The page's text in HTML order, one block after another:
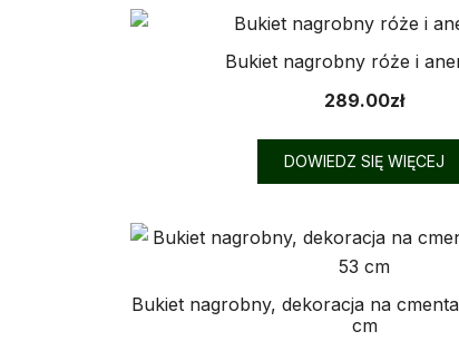
Bukiet nagrobny róże i
289.00zł
DOWIEDZ SIĘ WIĘCEJ
Bukiet nagrobny, dekoracja na
cm